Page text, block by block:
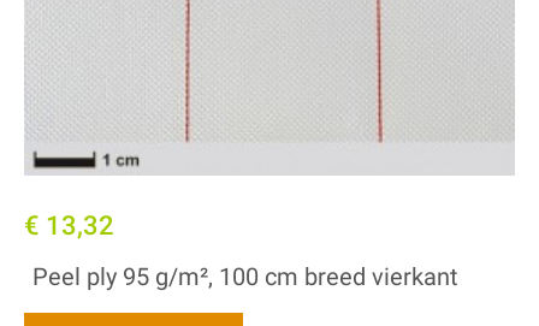
€ 13,32
Peel ply 95 g/m², 100 cm breed vierkant